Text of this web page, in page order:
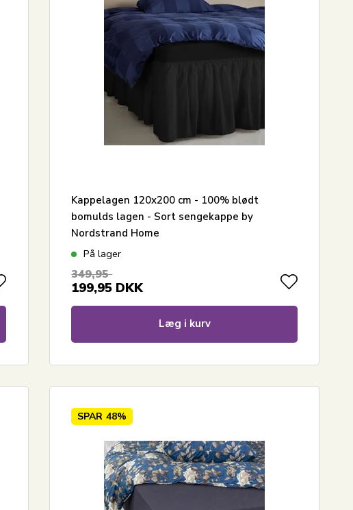
Kappelagen 120x200 cm - 100% blødt
bomulds lagen - Sort sengekappe by
Nordstrand Home
På lager
349,95
199,95 DKK
Læg i kurv
SPAR 48%